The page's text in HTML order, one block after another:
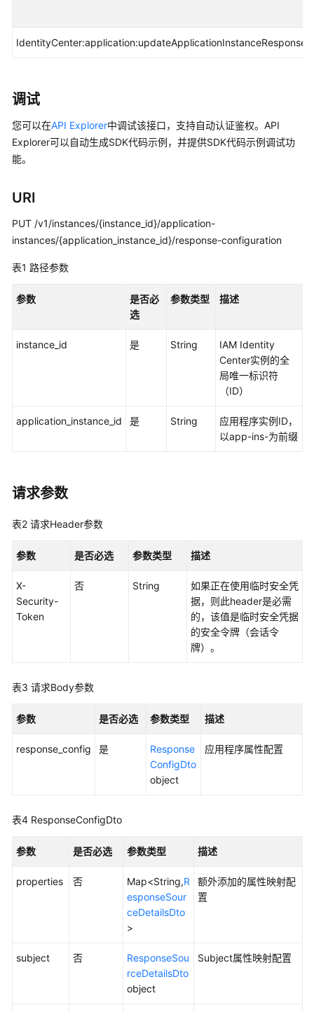
用
读
API
概
调
管
访
属
性
置
账
管
调试
您可以在API Explorer中调试该接口，支持自动认证鉴权。API
Explorer可以自动生成SDK代码示例，并提供SDK代码示例调试功
能。
URI
PUT /v1/instances/{instance_id}/application-
instances/{application_instance_id}/response-configuration
表1 路径参数
参数
是否必
选
参数类型 描述
instance_id 是 String
IAM Identity
Center实例的全
局唯一标识符
（ID）
application_instance_id 是 String
应用程序实例ID，
以app-ins-为前缀
请求参数
表2 请求Header参数
参数 是否必选 参数类型 描述
X-
Security-
Token
否 String
如果正在使用临时安全凭
据，则此header是必需
的，该值是临时安全凭据
的安全令牌（会话令
牌）。
表3 请求Body参数
参数 是否必选 参数类型 描述
response_config 是
Response
ConfigDto
object
应用程序属性配置
表4 ResponseConfigDto
参数 是否必选 参数类型 描述
properties 否 Map<String,R
esponseSour
ceDetailsDto
>
额外添加的属性映射配
置
subject 否
ResponseSou
rceDetailsDto
object
Subject属性映射配置